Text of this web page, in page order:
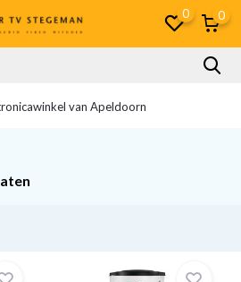
0 0
van Apeldoorn